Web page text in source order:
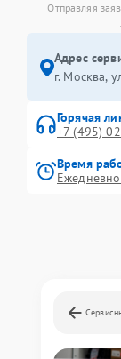
Отправляя
Адрес
г. Москва,
Горячая
+7 (495)
Время